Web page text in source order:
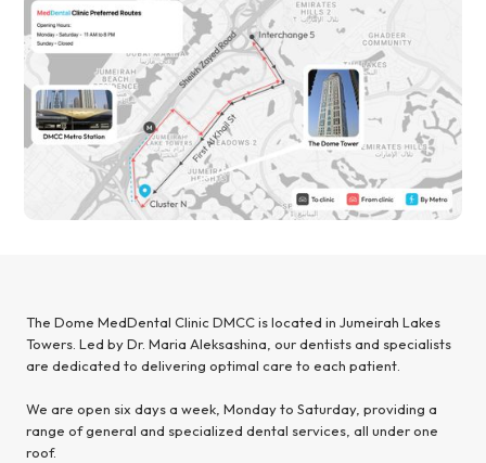
The Dome MedDental Clinic DMCC is located in Jumeirah Lakes
Towers. Led by Dr. Maria Aleksashina, our dentists and specialists
are dedicated to delivering optimal care to each patient.
We are open six days a week, Monday to Saturday, providing a
range of general and specialized dental services, all under one
roof.